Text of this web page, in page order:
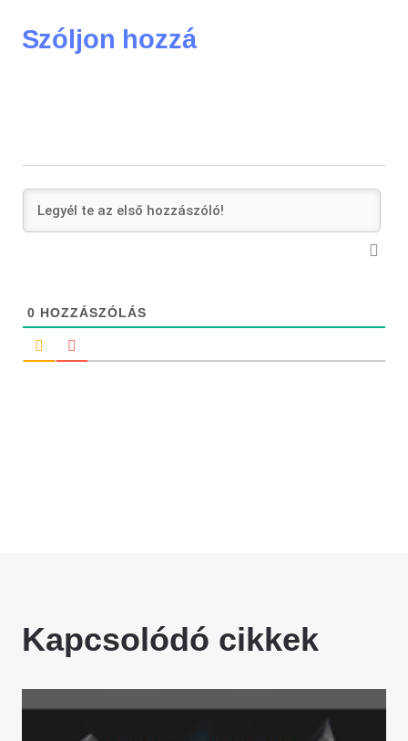
Szóljon hozzá
0 HOZZÁSZÓLÁS
Kapcsolódó cikkek